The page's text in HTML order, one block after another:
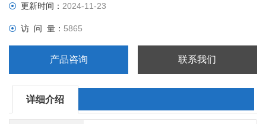
更新时间：2024-11-23
访 问 量： 5865
产品咨询 联系我们
详细介绍